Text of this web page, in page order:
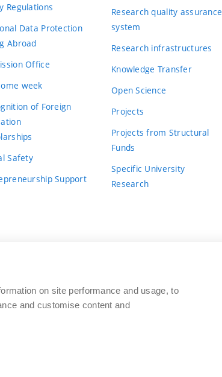
Regulations
Data Protection
Abroad
Office
week
of Foreign
Safety
Support
Research quality assurance
system
Research infrastructures
Knowledge Transfer
Open Science
Projects
Projects from Structural
Funds
Specific University
Research
UNIVERSITY OF TECHNOLOGY
548/1
www.vut.cz
on site performance and usage, to
and customise content and